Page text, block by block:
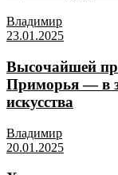
Владимир
23.01.2025
Высочайшей
Приморья — в
искусства
Владимир
20.01.2025